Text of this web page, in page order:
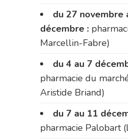
du 27 novembre
décembre :
Marcellin-Fabre)
du 4 au 7
pharmacie du
Aristide Briand)
du 7 au 11
pharmacie Palobart